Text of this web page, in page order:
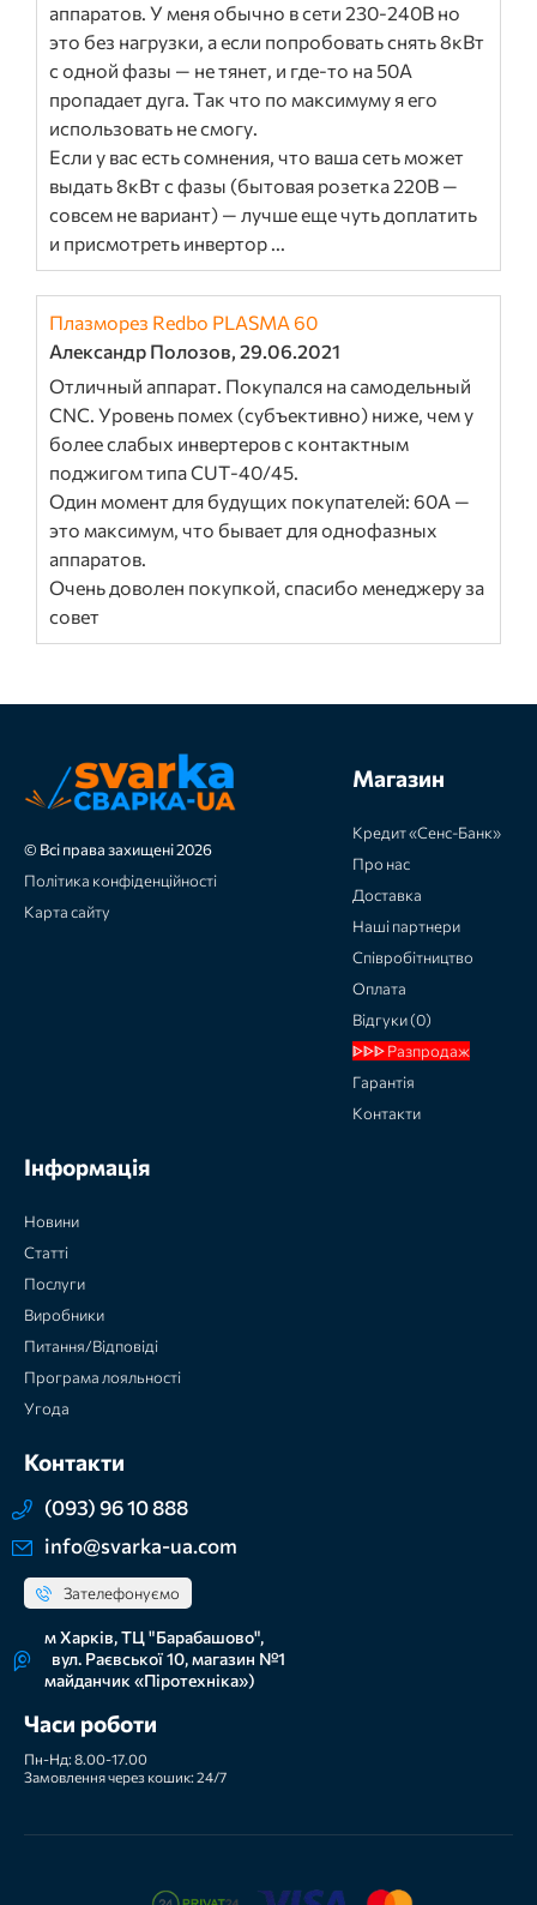
аппаратов. У меня обычно в сети 230-240В но
это без нагрузки, а если попробовать снять 8кВт
с одной фазы — не тянет, и где-то на 50А
пропадает дуга. Так что по максимуму я его
использовать не смогу.
Если у вас есть сомнения, что ваша сеть может
выдать 8кВт с фазы (бытовая розетка 220В —
совсем не вариант) — лучше еще чуть доплатить
и присмотреть инвертор ...
Плазморез Redbo PLASMA 60
Александр Полозов, 29.06.2021
Отличный аппарат. Покупался на самодельный
CNC. Уровень помех (субъективно) ниже, чем у
более слабых инвертеров с контактным
поджигом типа CUT-40/45.
Один момент для будущих покупателей: 60А —
это максимум, что бывает для однофазных
аппаратов.
Очень доволен покупкой, спасибо менеджеру за
совет
© Всі права захищені 2026
Політика конфіденційності
Карта сайту
Магазин
Кредит «Сенс-Банк»
Про нас
Доставка
Наші партнери
Співробітництво
Оплата
Відгуки (0)
ᐈᐈᐈ Разпродаж
Гарантія
Контакти
Інформація
Новини
Статті
Послуги
Виробники
Питання/Відповіді
Програма лояльності
Угода
Контакти
(093) 96 10 888
info@svarka-ua.com
Зателефонуємо
м Харків, ТЦ "Барабашово",
вул. Раєвської 10, магазин №1
майданчик «Піротехніка»)
Часи роботи
Пн-Нд: 8.00-17.00
Замовлення через кошик: 24/7